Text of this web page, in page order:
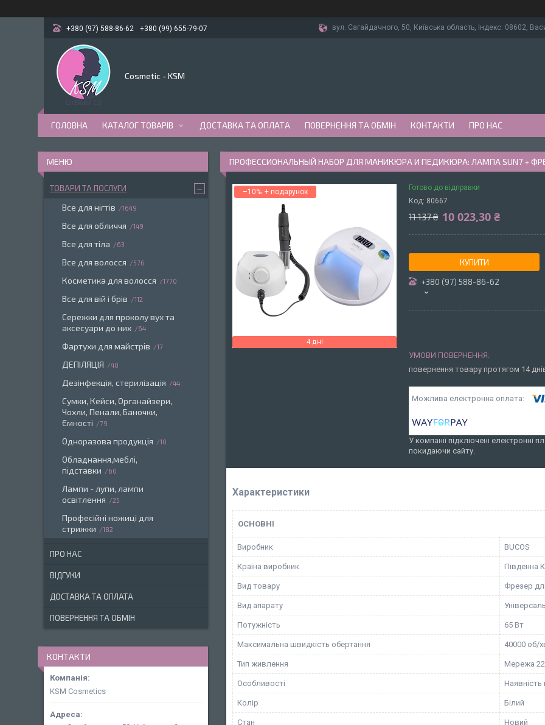
+380 (97) 588-86-62 +380 (99) 655-79-07 вул. Сагайдачного, 50, Київська область, Індекс: 08602,
Cosmetic - KSM
ГОЛОВНА КАТАЛОГ ТОВАРІВ ДОСТАВКА ТА ОПЛАТА ПОВЕРНЕННЯ ТА ОБМІН КОНТАКТИ ПРО НАС
ПРОФЕССИОНАЛЬНЫЙ НАБОР ДЛЯ МАНИКЮРА И ПЕДИКЮРА: ЛАМПА SUN7 +
–10%
4 дні
Готово до відправки
Код: 80667
11 137 ₴ 10 023,30 ₴
КУПИТИ
+380 (97) 588-86-62
повернення товару протягом 14
У компанії підключені електронні
покидаючи сайту.
Характеристики
ОСНОВНІ
Виробник BUCOS
Країна виробник Південна
Вид товару Фрезер
Вид апарату
Потужність 65 Вт
Максимальна швидкість обертання 40000 об/
Тип живлення Мережа
Особливості Наявність
Колір Білий
Стан Новий
ТОВАРИ ТА ПОСЛУГИ
Все для нігтів 1649
Все для обличчя 149
Все для тіла 63
Все для волосся 576
Косметика для волосся 1770
Все для вій і брів 112
Сережки для проколу вух та
аксесуари до них
64
Фартухи для майстрів 17
ДЕПІЛЯЦІЯ 40
Дезінфекція, стерилізація 44
Сумки, Кейси, Органайзери,
Чохли, Пенали, Баночки,
Ємності
79
Одноразова продукція 10
Обладнання,меблі,
підставки
60
Лампи - лупи, лампи
освітлення
25
Професійні ножиці для
стрижки
182
ПРО НАС
ВІДГУКИ
ДОСТАВКА ТА ОПЛАТА
ПОВЕРНЕННЯ ТА ОБМІН
КОНТАКТИ
KSM Cosmetics